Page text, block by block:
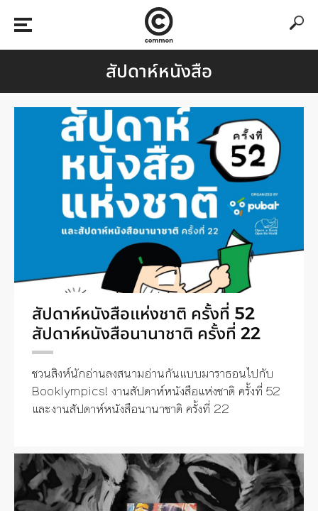
สัปดาห์หนังสือ
สัปดาห์หนังสือแห่งชาติ ครั้งที่ 52
สัปดาห์หนังสือนานาชาติ ครั้งที่ 22
ชวนสิงห์นักอ่านลงสนามอ่านกันแบบมาราธอนไปกับ
Booklympics! งานสัปดาห์หนังสือแห่งชาติ ครั้งที่ 52
และงานสัปดาห์หนังสือนานาชาติ ครั้งที่ 22